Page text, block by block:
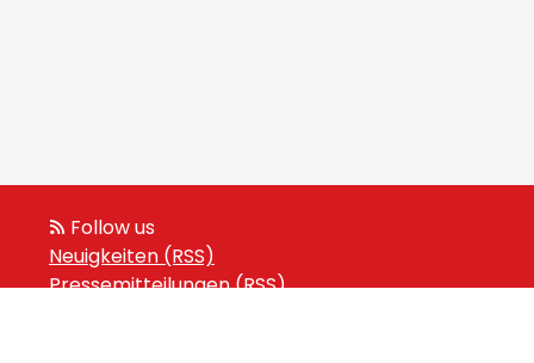
Follow us
Neuigkeiten (RSS)
Pressemitteilungen (RSS)